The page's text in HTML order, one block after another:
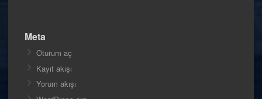
Meta
Oturum aç
Kayıt akışı
Yorum akışı